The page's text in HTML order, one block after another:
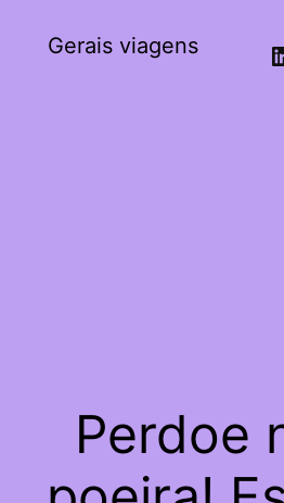
Gerais viagens
Perdoe